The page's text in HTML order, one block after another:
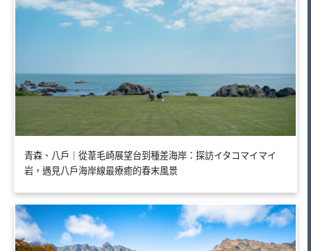
青森、八戶｜從葦毛崎展望台到種差海岸：探訪イタコマイマイ
岩，遇見八戶海岸線最療癒的春末風景